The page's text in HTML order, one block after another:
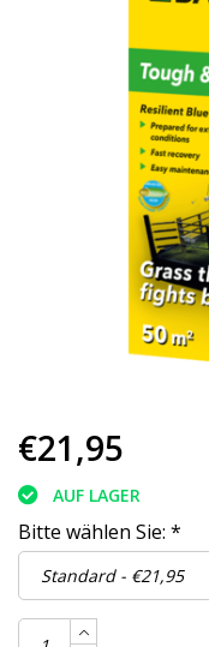
€21,95
AUF LAGER
Bitte wählen Sie: *